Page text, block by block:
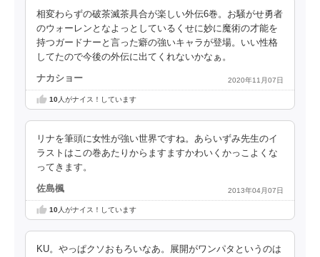
相変わらずの破茶滅茶具合が楽しい外伝6巻。お騒がせ勇者
のウォーレンとなよっとしているくせに妙に魔術の才能を
持つガードナーと言った癖の強いキャラが登場。いい性格
してたので今後の外伝に出てくれないかなぁ。
ナカショー 2020年11月07日
10人がナイス！しています
リナを筆頭に女性が強い世界ですね。あらいずみ先生のイ
ラストはこの巻あたりからますますかわいくかっこよくな
ってきます。
佐島楓 2013年04月07日
10人がナイス！しています
KU。やっぱクソおもろいなあ。展開がワンパタというのは